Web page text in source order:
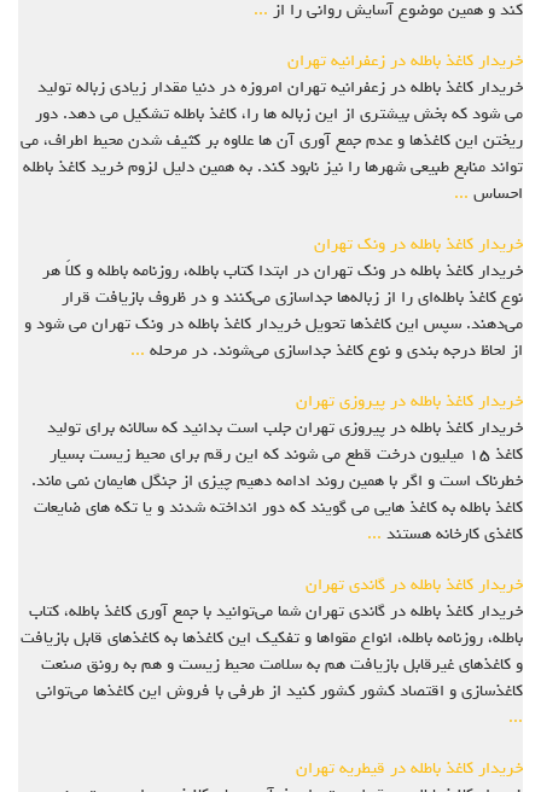
کند و همین موضوع آسایش روانی را از ...
خریدار کاغذ باطله در زعفرانیه تهران
خریدار کاغذ باطله در زعفرانیه تهران امروزه در دنیا مقدار زیادی زباله تولید
می شود که بخش بیشتری از این زباله ها را، کاغذ باطله تشکیل می دهد. دور
ریختن این کاغذها و عدم جمع آوری آن ها علاوه بر کثیف شدن محیط اطراف، می
تواند منابع طبیعی شهرها را نیز نابود کند. به همین دلیل لزوم خرید کاغذ باطله
احساس ...
خریدار کاغذ باطله در ونک تهران
خریدار کاغذ باطله در ونک تهران در ابتدا کتاب باطله، روزنامه باطله و کلاً هر
نوع کاغذ باطله‌ای را از زباله‌ها جداسازی می‌کنند و در ظروف بازیافت قرار
می‌دهند. سپس این کاغذها تحویل خریدار کاغذ باطله در ونک تهران می شود و
از لحاظ درجه بندی و نوع کاغذ جداسازی می‌شوند. در مرحله ...
خریدار کاغذ باطله در پیروزی تهران
خریدار کاغذ باطله در پیروزی تهران جلب است بدانید که سالانه برای تولید
کاغذ ۱۵ میلیون درخت قطع می شوند که این رقم برای محیط زیست بسیار
خطرناک است و اگر با همین روند ادامه دهیم چیزی از جنگل هایمان نمی ماند.
کاغذ باطله به کاغذ هایی می گویند که دور انداخته شدند و یا تکه های ضایعات
کاغذی کارخانه هستند ...
خریدار کاغذ باطله در گاندی تهران
خریدار کاغذ باطله در گاندی تهران شما می‌توانید با جمع آوری کاغذ باطله، کتاب
باطله، روزنامه باطله، انواع مقواها و تفکیک این کاغذها به کاغذهای قابل بازیافت
و کاغذهای غیرقابل بازیافت هم به سلامت محیط زیست و هم به رونق صنعت
کاغذسازی و اقتصاد کشور کشور کنید از طرفی با فروش این کاغذها می‌توانی
...
خریدار کاغذ باطله در قیطریه تهران